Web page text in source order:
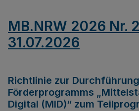
MB.NRW 2026 Nr.
31.07.2026
Richtlinie zur
Förderprogramms
Digital (MID)“ zum